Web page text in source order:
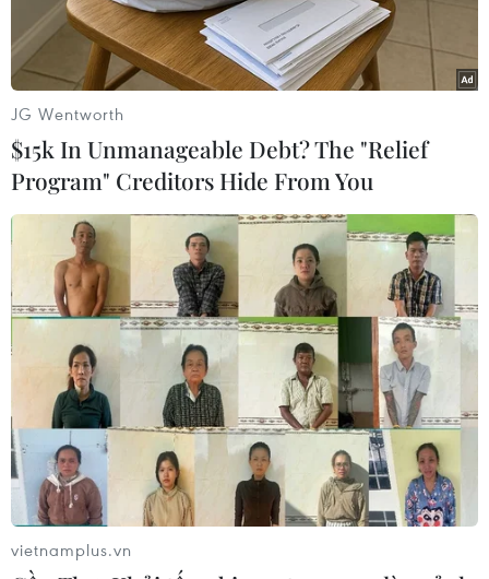
Các nhà làm phim cho rằng câu chuyện về đội bóng "Lợn
Rừng" sẽ truyền cảm hứng cho rất nhiều người. (Nguồn: USA
Sứ mệnh giải cứu 12 thành viên đội bóng đá
thiếu niên Thái Lan cùng huấn luyện viên khỏi
hang Tham Luang bí hiểm đã thu hút sự quan
tâm của hãng phim Pure Flix và sẽ sớm lên màn
ảnh nhỏ trong thời gian tới.
JG Wentworth
$15k In Unmanageable Debt? The "Relief
Program" Creditors Hide From You
vietnamplus.vn